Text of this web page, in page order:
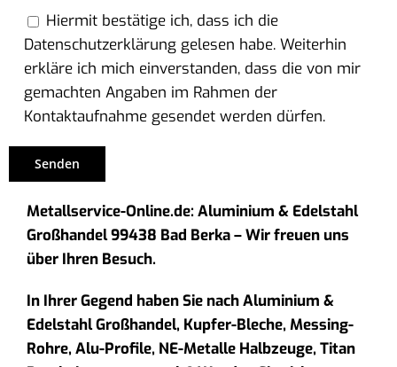
Hiermit bestätige ich, dass ich die
Datenschutzerklärung gelesen habe. Weiterhin
erkläre ich mich einverstanden, dass die von mir
gemachten Angaben im Rahmen der
Kontaktaufnahme gesendet werden dürfen.
Metallservice-Online.de: Aluminium & Edelstahl
Großhandel 99438 Bad Berka – Wir freuen uns
über Ihren Besuch.
In Ihrer Gegend haben Sie nach Aluminium &
Edelstahl Großhandel, Kupfer-Bleche, Messing-
Rohre, Alu-Profile, NE-Metalle Halbzeuge, Titan